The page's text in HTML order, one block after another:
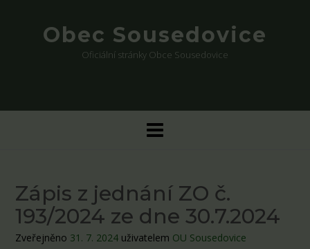
Obec Sousedovice
Oficiální stránky Obce Sousedovice
Zápis z jednání ZO č.
193/2024 ze dne 30.7.2024
Zveřejněno 31. 7. 2024 uživatelem OU Sousedovice